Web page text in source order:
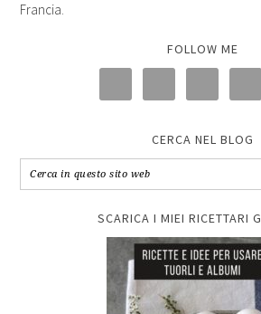
Francia.
FOLLOW ME
CERCA NEL BLOG
SCARICA I MIEI RICETTARI